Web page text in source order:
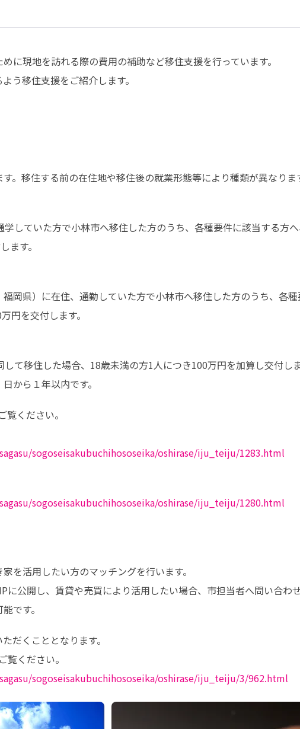
に現地を訪れる際の費用の補助など移住支援を行っています。
う移住支援をご紹介します。
。移住する前の在住地や移住後の就業形態等により種類が異なりま
していた方で小林市へ移住した方のうち、各種要件に該当する方
ます。
岡県）に在住、通勤していた方で小林市へ移住した方のうち、各
円を交付します。
て移住した場合、18歳未満の方1人につき100万円を加算し交付しま
から１年以内です。
ください。
sogoseisakubuchihososeika/oshirase/iju_teiju/1283.html
sogoseisakubuchihososeika/oshirase/iju_teiju/1280.html
を活用したい方のマッチングを行います。
公開し、賃貸や売買により活用したい場合、市担当者へ問い合わせ
です。
だくこととなります。
sogoseisakubuchihososeika/oshirase/iju_teiju/3/962.html